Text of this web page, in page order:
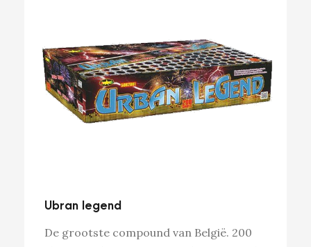
Ubran legend
De grootste compound van België. 200